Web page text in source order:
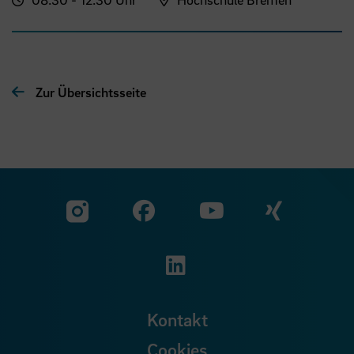
Zur Übersichtsseite
Zu unserer Facebook
Zu
Zu unserer
Kontakt
Cookies